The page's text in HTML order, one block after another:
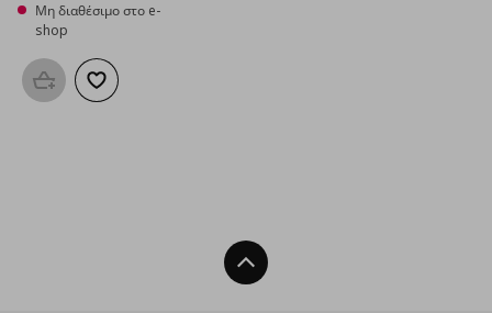
Μη διαθέσιμο στο e-
shop
Προσθήκη στο καλάθι
Προσθήκη στα αγαπημένα
Back To Top